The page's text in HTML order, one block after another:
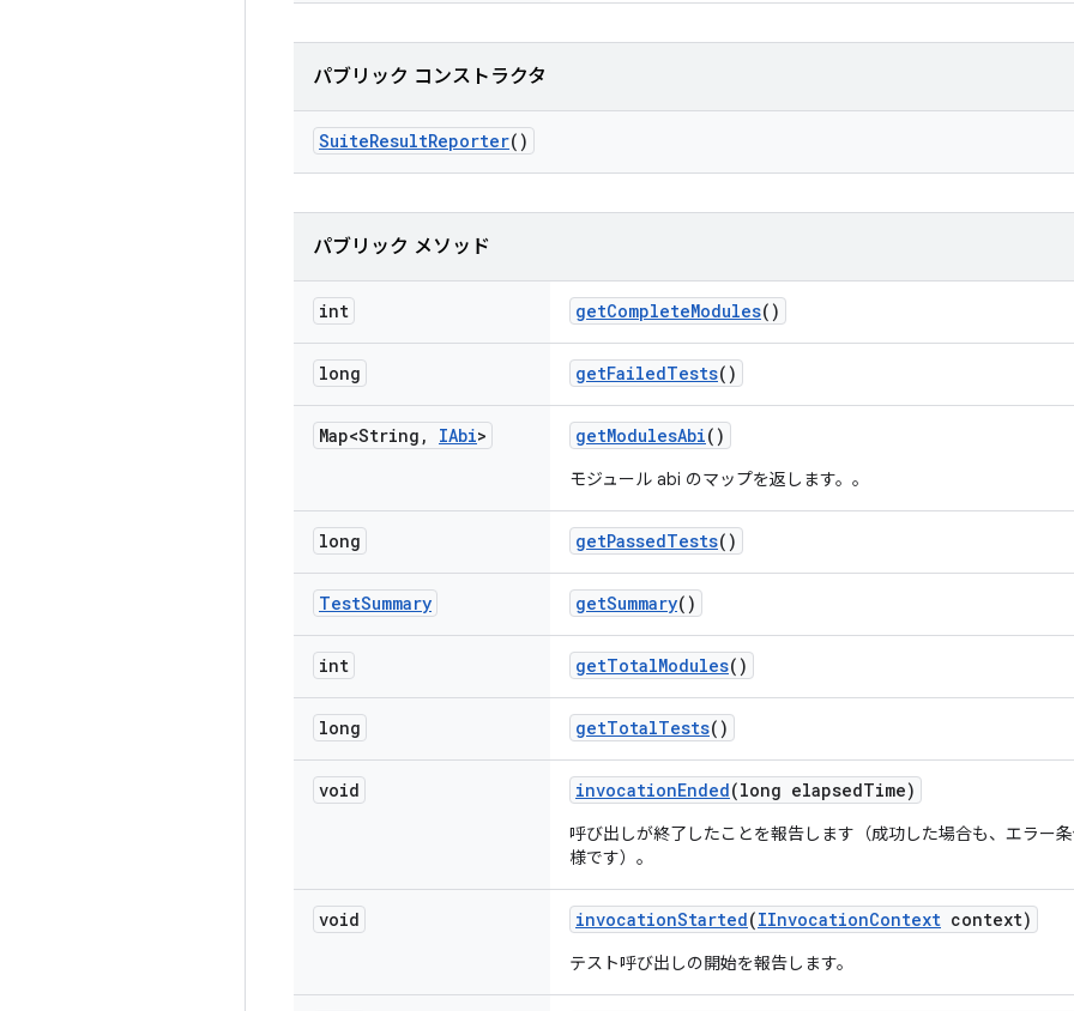
パブリック コンストラクタ
SuiteResultReporter()
パブリック メソッド
int getCompleteModules()
long getFailedTests()
Map<String , IAbi> getModulesAbi()
モジュール abi のマップを返します。 。
long getPassedTests()
TestSummary getSummary()
int getTotalModules()
long getTotalTests()
void invocationEnded(long elapsedTime)
呼び出しが終了したことを報告します（成功した場合も、エラー
様です）。
void invocationStarted(IInvocationContext context)
テスト呼び出しの開始を報告します。